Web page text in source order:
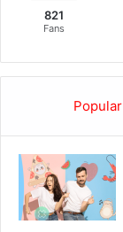
821
Fans
Popular